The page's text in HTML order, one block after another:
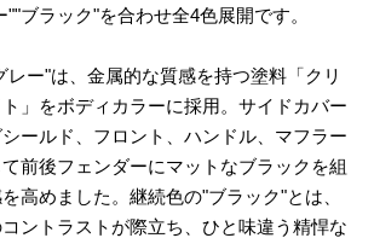
""ブラック"を合わせ全4色展開です。
ー"は、金属的な質感を持つ塗料「クリ
」をボディカラーに採用。サイドカバー
ールド、フロント、ハンドル、マフラー
前後フェンダーにマットなブラックを組
高めました。継続色の"ブラック"とは、
ントラストが際立ち、ひと味違う精悍な